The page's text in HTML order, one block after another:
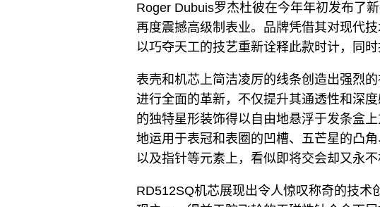
Roger Dubuis罗杰杜彼在今年年初发布了
再度震撼高级制表业。品牌凭借其对现代
以巧夺天工的技艺重新诠释此款时计，同时
表壳和机芯上简洁凌厉的线条创造出强烈
进行全面的革新，不仅提升其通透性和深
的独特星形装饰得以自由地悬浮于发条盒
地运用于表冠和表圈的凹槽、五芒星的凸
以及指针等元素上，看似即将交会却又永不
RD512SQ机芯展现出令人惊叹称奇的技术